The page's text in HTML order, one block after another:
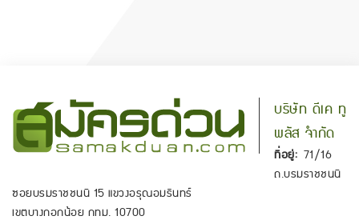
บริษัท ดีเค ทู
พลัส จำกัด
ที่อยู่: 71/16
ถ.บรมราชชนนี
ซอยบรมราชชนนี 15 แขวงอรุณอมรินทร์
เขตบางกอกน้อย กทม. 10700